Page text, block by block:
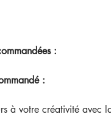
:
:
à votre créativité avec